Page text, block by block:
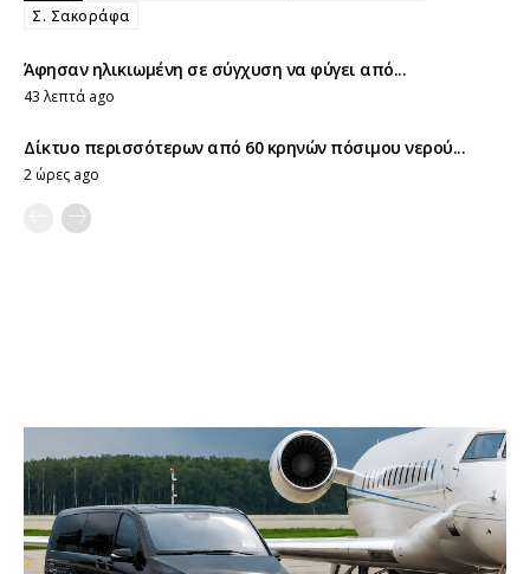
Σ. Σακοράφα
Άφησαν ηλικιωμένη σε σύγχυση να φύγει από...
43 λεπτά ago
Δίκτυο περισσότερων από 60 κρηνών πόσιμου νερού...
2 ώρες ago